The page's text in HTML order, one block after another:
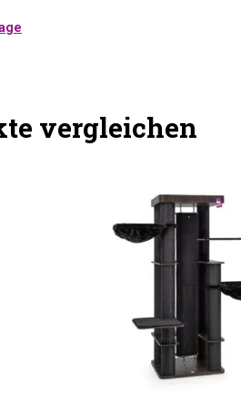
vergleichen